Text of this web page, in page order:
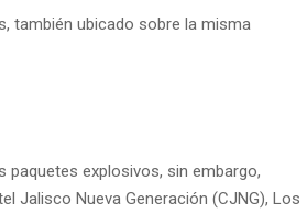
también ubicado sobre la misma
explosivos, sin embargo,
Jalisco Nueva Generación (CJNG), Los